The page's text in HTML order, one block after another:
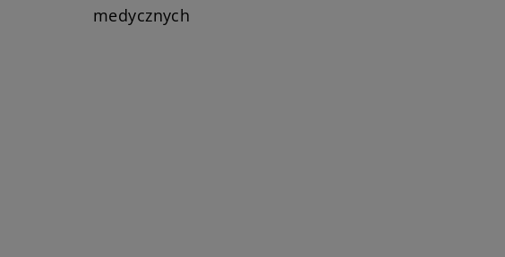
medycznych